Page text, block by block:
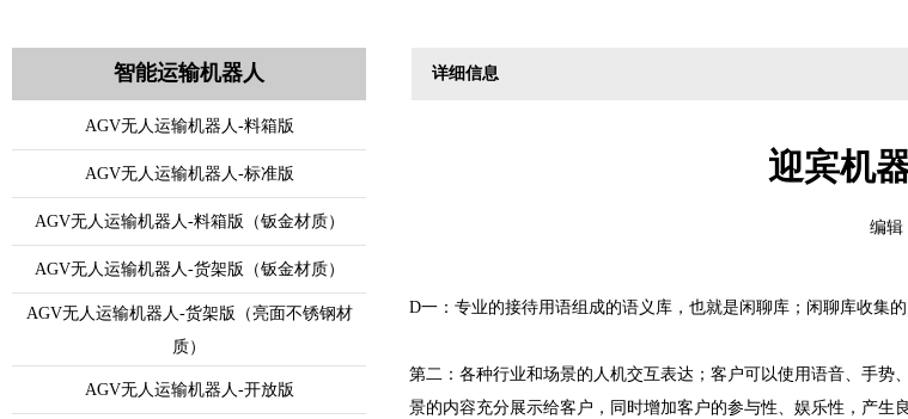
详细信息
迎宾机
编
D一：专业的接待用语组成的语义库，也就是闲聊库；闲聊库收集
第二：各种行业和场景的人机交互表达；客户可以使用语音、手
景的内容充分展示给客户，同时增加客户的参与性、娱乐性，产生
智能运输机器人
AGV无人运输机器人-料箱版
AGV无人运输机器人-标准版
AGV无人运输机器人-料箱版（钣金材质）
AGV无人运输机器人-货架版（钣金材质）
AGV无人运输机器人-货架版（亮面不锈钢材
质）
AGV无人运输机器人-开放版